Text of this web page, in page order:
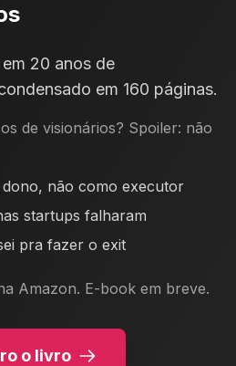
20 anos de
em 160 páginas.
de visionários? Spoiler: não
não como executor
startups falharam
pra fazer o exit
Amazon. E-book em breve.
o livro